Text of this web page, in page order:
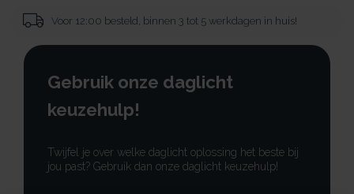
Voor 12:00 besteld, binnen 3 tot 5 werkdagen in huis!
Gebruik onze daglicht
keuzehulp!
Twijfel je over welke daglicht oplossing het beste bij
jou past? Gebruik dan onze daglicht keuzehulp!